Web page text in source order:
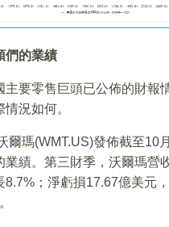
們的業績
主要零售巨頭已公佈的財報
況如何。
爾瑪(WMT.US)發佈截至10
業績。第三財季，沃爾瑪營
8.7%；淨虧損17.67億美元